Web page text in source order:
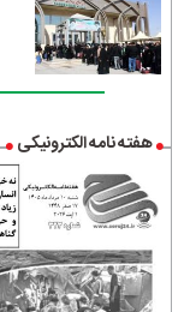
هفته نامه الکترونیکی